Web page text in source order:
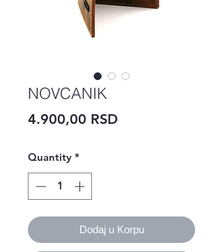
NOVCANIK
4.900,00 RSDPrice
Quantity *
Dodaj u Korpu